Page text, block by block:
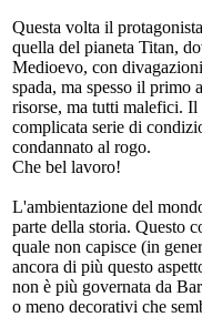
Questa volta il
quella del pianeta Titan,
Medioevo, con
spada, ma spesso il primo
risorse, ma tutti malefici. Il
complicata serie di
condannato al rogo.
Che bel lavoro!
L'ambientazione del
parte della storia. Questo
quale non capisce (in
ancora di più questo
non è più governata da
o meno decorativi che